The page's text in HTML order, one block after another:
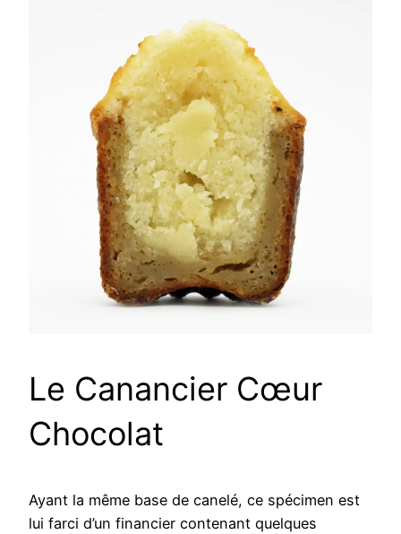
Le Canancier Cœur
Chocolat
Ayant la même base de canelé, ce spécimen est
lui farci d’un financier contenant quelques